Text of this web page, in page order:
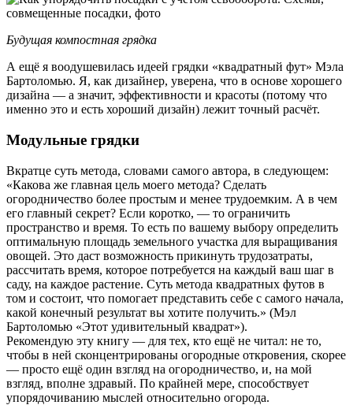
Будущая компостная грядка
А ещё я воодушевилась идеей грядки «квадратный фут» Мэла
Бартоломью. Я, как дизайнер, уверена, что в основе хорошего
дизайна — а значит, эффективности и красоты (потому что
именно это и есть хороший дизайн) лежит точный расчёт.
Модульные грядки
Вкратце суть метода, словами самого автора, в следующем:
«Какова же главная цель моего метода? Сделать
огородничество более простым и менее трудоемким. А в чем
его главный секрет? Если коротко, — то ограничить
пространство и время. То есть по вашему выбору определить
оптимальную площадь земельного участка для выращивания
овощей. Это даст возможность прикинуть трудозатраты,
рассчитать время, которое потребуется на каждый ваш шаг в
саду, на каждое растение. Суть метода квадратных футов в
том и состоит, что помогает представить себе с самого начала,
какой конечный результат вы хотите получить.» (Мэл
Бартоломью «Этот удивительный квадрат»).
Рекомендую эту книгу — для тех, кто ещё не читал: не то,
чтобы в ней сконцентрированы огородные откровения, скорее
— просто ещё один взгляд на огородничество, и, на мой
взгляд, вполне здравый. По крайней мере, способствует
упорядочиванию мыслей относительно огорода.